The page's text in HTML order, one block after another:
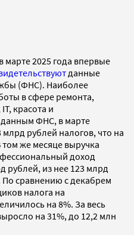
марте 2025 года впервые
данные
(ФНС). Наиболее
в сфере ремонта,
красота и
ФНС, в марте
рублей налогов, что на
же месяце выручка
доход
рублей, из нее 123 млрд
сравнению с декабрем
налога на
на 8%. За весь
на 31%, до 12,2 млн